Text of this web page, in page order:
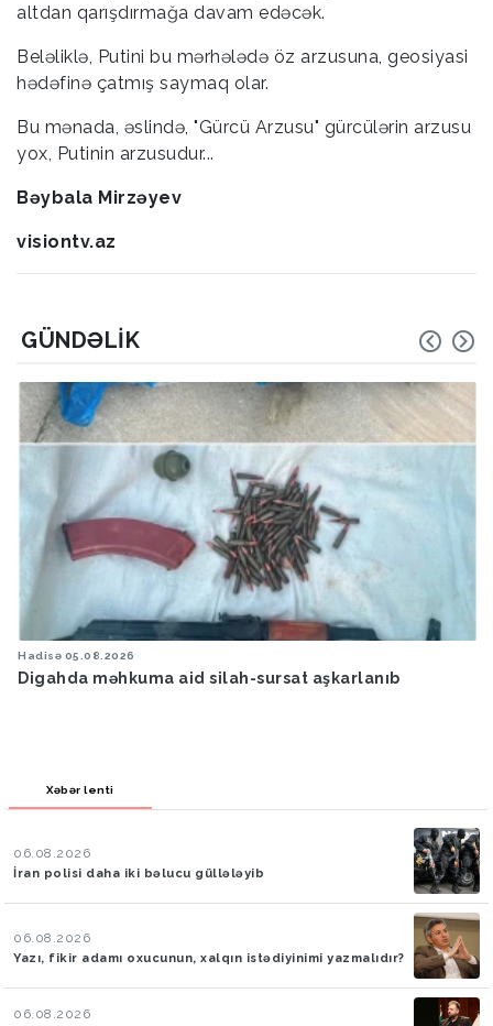
altdan qarışdırmağa davam edəcək.
Beləliklə, Putini bu mərhələdə öz arzusuna, geosiyasi
hədəfinə çatmış saymaq olar.
Bu mənada, əslində, "Gürcü Arzusu" gürcülərin arzusu
yox, Putinin arzusudur...
Bəybala Mirzəyev
visiontv.az
GÜNDƏLIK
Hadisə 05.08.2026
Digahda məhkuma aid silah-sursat aşkarlanıb
Xəbər lenti
06.08.2026
İran polisi daha iki bəlucu güllələyib
06.08.2026
Yazı, fikir adamı oxucunun, xalqın istədiyinimi yazmalıdır?
06.08.2026